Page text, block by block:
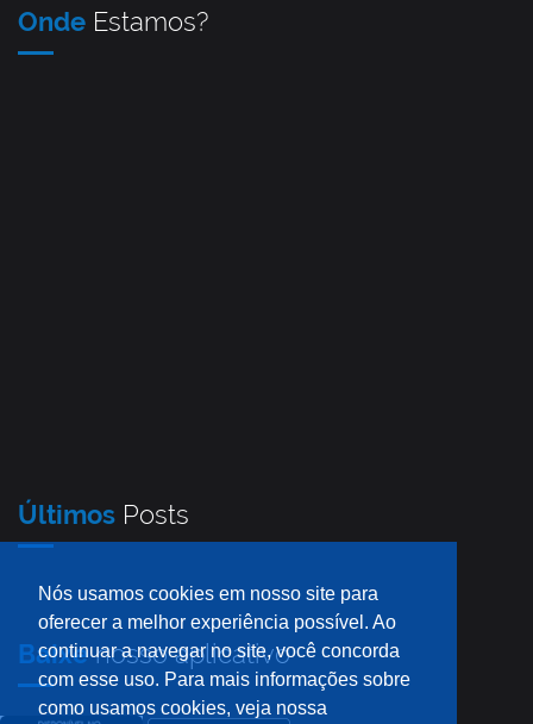
Nós usamos cookies em nosso site para
oferecer a melhor experiência possível. Ao
continuar a navegar no site, você concorda
com esse uso. Para mais informações sobre
como usamos cookies, veja nossa
Onde Estamos?
Últimos Posts
Baixenosso aplicativo